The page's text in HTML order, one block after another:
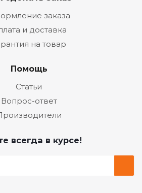
заказа
и доставка
на товар
Помощь
Статьи
Вопрос-ответ
всегда в курсе!